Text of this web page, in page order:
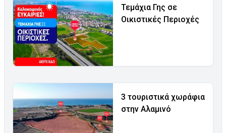
Τεμάχια Γης σε
Οικιστικές Περιοχές
3 τουριστικά χωράφια
στην Αλαμινό